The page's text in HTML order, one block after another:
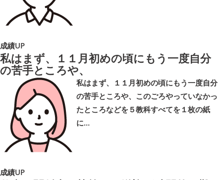
成績UP
私はまず、１１月初めの頃にもう一度自分
の苦手ところや、
私はまず、１１月初めの頃にもう一度自分
の苦手ところや、このごろやっていなかっ
たところなどを５教科すべてを１枚の紙
に…
成績UP